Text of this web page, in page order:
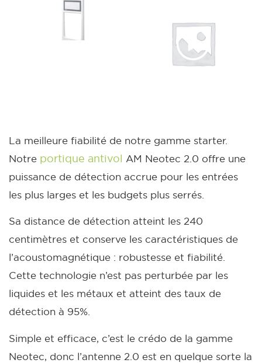
La meilleure fiabilité de notre gamme starter.
Notre portique antivol AM Neotec 2.0 offre une
puissance de détection accrue pour les entrées
les plus larges et les budgets plus serrés.
Sa distance de détection atteint les 240
centimètres et conserve les caractéristiques de
l’acoustomagnétique : robustesse et fiabilité.
Cette technologie n’est pas perturbée par les
liquides et les métaux et atteint des taux de
détection à 95%.
Simple et efficace, c’est le crédo de la gamme
Neotec, donc l’antenne 2.0 est en quelque sorte la